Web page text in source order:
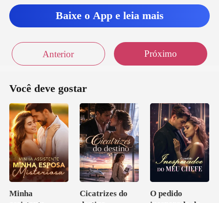
Baixe o App e leia mais
Anterior Próximo
Você deve gostar
Minha
Cicatrizes do
O pedido